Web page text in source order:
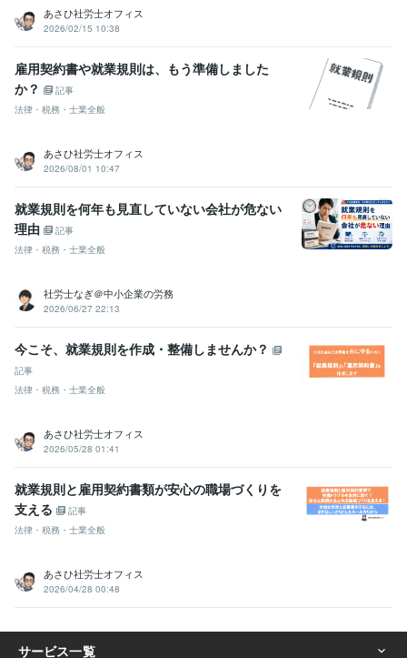
得意分野
コンサルティング・士業
書など、雇用関係書類の作成
書類・契約書作成 人事・労務 士業 社会保険労務士
就業規則
ビジネス代行
雇用契約書 労働条件通知書 ビジネスサポート 36協定
学歴
あさひ社労士オフィス
2026/02/15 10:38
雇用契約書や就業規則は、もう準備しました
か？
記事
法律・税務・士業全般
あさひ社労士オフィス
2026/08/01 10:47
就業規則を何年も見直していない会社が危ない
理由
記事
法律・税務・士業全般
社労士なぎ＠中小企業の労務
2026/06/27 22:13
今こそ、就業規則を作成・整備しませんか？
記事
法律・税務・士業全般
あさひ社労士オフィス
2026/05/28 01:41
就業規則と雇用契約書類が安心の職場づくりを
支える
記事
法律・税務・士業全般
あさひ社労士オフィス
2026/04/28 00:48